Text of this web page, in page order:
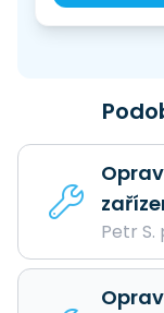
Petr S.